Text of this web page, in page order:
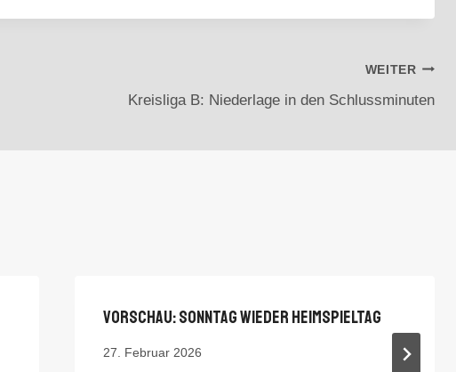
WEITER
Kreisliga B: Niederlage in den Schlussminuten
Vorschau: Sonntag Wieder Heimspieltag
27. Februar 2026